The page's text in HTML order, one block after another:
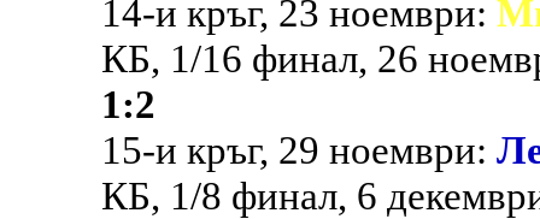
14-и кръг, 23 ноември:
КБ, 1/16 финал, 26
1:2
15-и кръг, 29 ноември:
КБ, 1/8 финал, 6